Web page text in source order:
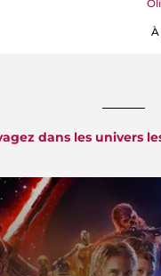
dans les univers